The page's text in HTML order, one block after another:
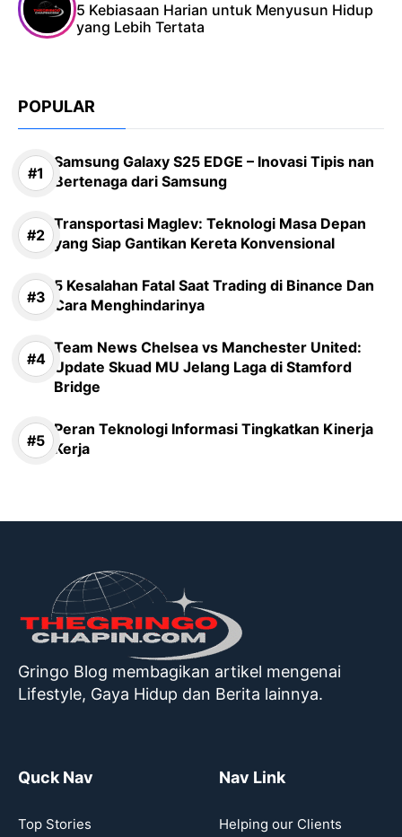
5 Kebiasaan Harian untuk Menyusun Hidup
yang Lebih Tertata
POPULAR
Samsung Galaxy S25 EDGE – Inovasi Tipis nan
Bertenaga dari Samsung
Transportasi Maglev: Teknologi Masa Depan
yang Siap Gantikan Kereta Konvensional
5 Kesalahan Fatal Saat Trading di Binance Dan
Cara Menghindarinya
Team News Chelsea vs Manchester United:
Update Skuad MU Jelang Laga di Stamford
Bridge
Peran Teknologi Informasi Tingkatkan Kinerja
Kerja
Gringo Blog membagikan artikel mengenai
Lifestyle, Gaya Hidup dan Berita lainnya.
Quck Nav
Top Stories
Nav Link
Helping our Clients